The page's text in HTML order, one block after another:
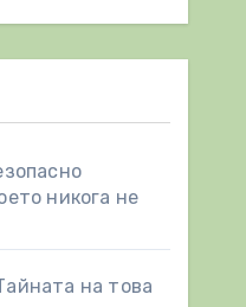
никога не
на това